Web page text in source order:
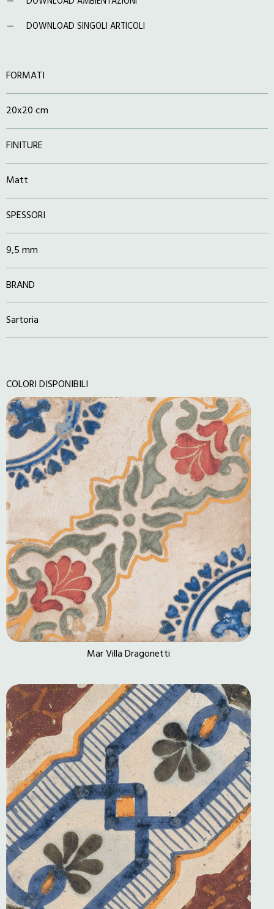
DOWNLOAD SINGOLI ARTICOLI
FORMATI
20x20 cm
FINITURE
Matt
SPESSORI
9,5 mm
BRAND
Sartoria
COLORI DISPONIBILI
Mar Villa Dragonetti